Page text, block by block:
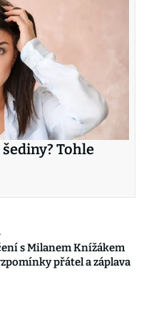
Tohle
s Milanem Knížákem
přátel a záplava